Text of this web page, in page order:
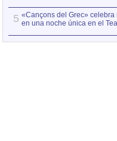
5 «Cançons del Grec»
en una noche única en el